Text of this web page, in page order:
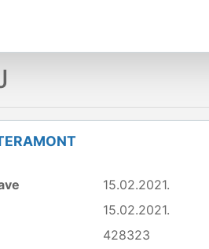
15.02.2021.
15.02.2021.
428323